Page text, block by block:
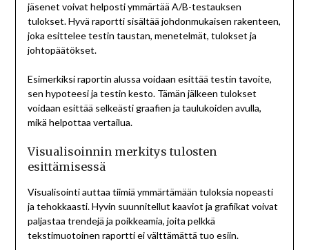
jäsenet voivat helposti ymmärtää A/B-testauksen
tulokset. Hyvä raportti sisältää johdonmukaisen rakenteen,
joka esittelee testin taustan, menetelmät, tulokset ja
johtopäätökset.
Esimerkiksi raportin alussa voidaan esittää testin tavoite,
sen hypoteesi ja testin kesto. Tämän jälkeen tulokset
voidaan esittää selkeästi graafien ja taulukoiden avulla,
mikä helpottaa vertailua.
Visualisoinnin merkitys tulosten
esittämisessä
Visualisointi auttaa tiimiä ymmärtämään tuloksia nopeasti
ja tehokkaasti. Hyvin suunnitellut kaaviot ja grafiikat voivat
paljastaa trendejä ja poikkeamia, joita pelkkä
tekstimuotoinen raportti ei välttämättä tuo esiin.